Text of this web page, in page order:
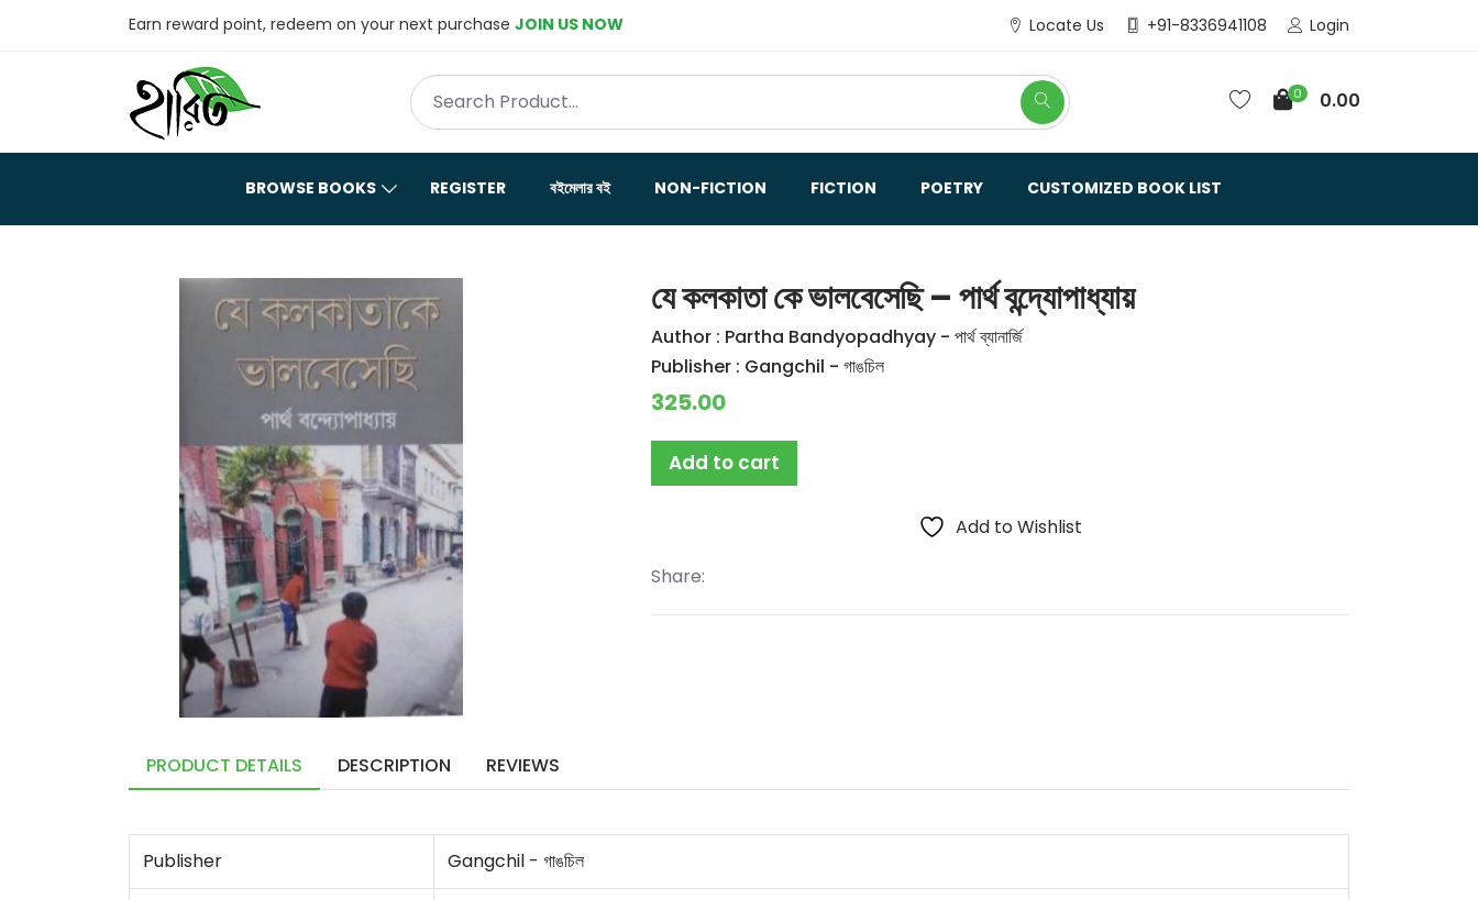
Earn reward point, redeem on your next purchase JOIN US NOW Locate Us +91-8336941108 Login
0 0.00
BROWSE BOOKS REGISTER বইমেলার বই NON-FICTION FICTION POETRY CUSTOMIZED BOOK LIST
যে কলকাতা কে ভালবেসেছি – পার্থ বন্দ্যোপাধ্যায়
Author : Partha Bandyopadhyay - পার্থ ব্যানার্জি
Publisher : Gangchil - গাঙচিল
325.00
Add to cart
Add to Wishlist
Share:
PRODUCT DETAILS DESCRIPTION REVIEWS
Publisher Gangchil - গাঙচিল